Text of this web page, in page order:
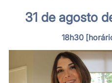
31 de agosto
18h30